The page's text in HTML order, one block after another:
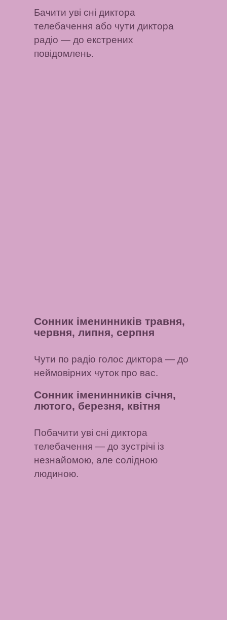
Бачити уві сні диктора
телебачення або чути диктора
радіо — до екстрених
повідомлень.
Сонник іменинників травня,
червня, липня, серпня
Чути по радіо голос диктора — до
неймовірних чуток про вас.
Сонник іменинників січня,
лютого, березня, квітня
Побачити уві сні диктора
телебачення — до зустрічі із
незнайомою, але солідною
людиною.